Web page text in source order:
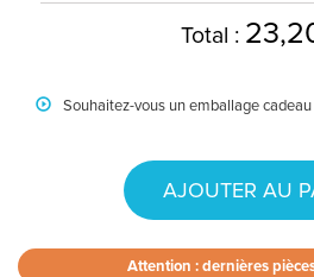
Total :
Souhaitez-vous un emballage cadeau
AJOUTER AU
Attention : dernières